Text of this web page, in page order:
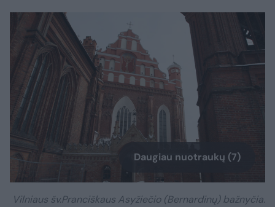
Daugiau nuotraukų (7)
Vilniaus šv.Pranciškaus Asyžiečio (Bernardinų) bažnyčia.